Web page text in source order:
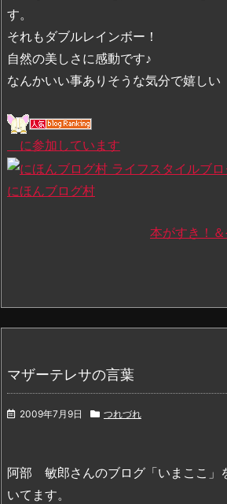
す。
それもダブルレインボー！
自然の美しさに感動です♪
なんかいい事ありそうな気分で嬉しい
に参加しています
にほんブログ村
本がすき！
マザーテレサの言葉
2009年7月9日 つれづれ
阿部 敏郎さんのブログ「いまここ」
いてます。